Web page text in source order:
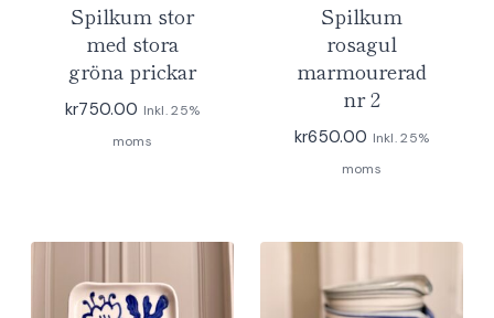
Spilkum stor
med stora
gröna prickar
kr750.00 Inkl. 25%
moms
Spilkum
rosagul
marmourerad
nr 2
kr650.00 Inkl. 25%
moms